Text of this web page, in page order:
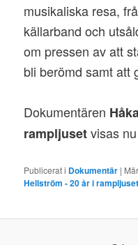
musikaliska resa,
källarband och
om pressen av att
bli berömd samt att
Dokumentären
rampljusetvisas
Publicerat i Dokumentär |
Hellström - 20 år i rampljuset